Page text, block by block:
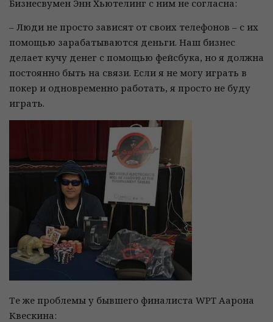
Бизнесвумен Энн Хьютелинг с ним не согласна:
– Люди не просто зависят от своих телефонов – с их
помощью зарабатываются деньги. Наш бизнес
делает кучу денег с помощью фейсбука, но я должна
постоянно быть на связи. Если я не могу играть в
покер и одновременно работать, я просто не буду
играть.
Те же проблемы у бывшего финалиста WPT Аарона
Квескина: